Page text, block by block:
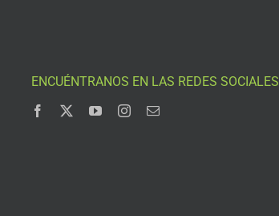
ENCUÉNTRANOS EN LAS REDES SOCIALES